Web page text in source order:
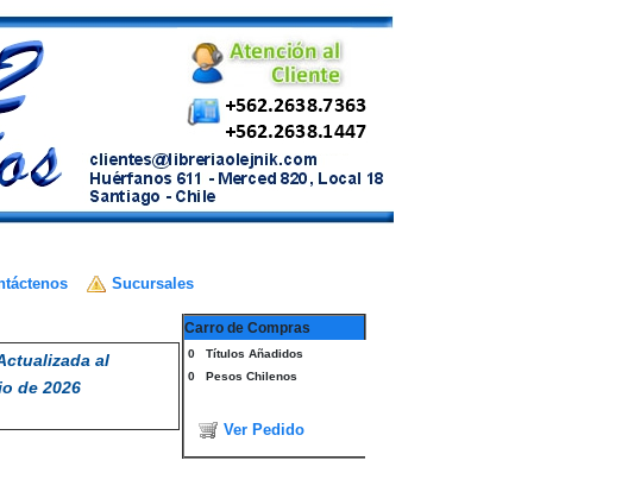
Sucursales
al
de 2026
Carro de Compras
0 Títulos Añadidos
0 Pesos Chilenos
Ver Pedido